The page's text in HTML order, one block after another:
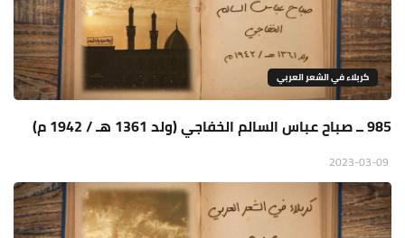
كربلاء في الشعر العربي
985 ــ صباح عباس السالم الخفاجي (ولد 1361 هـ / 1942 م)